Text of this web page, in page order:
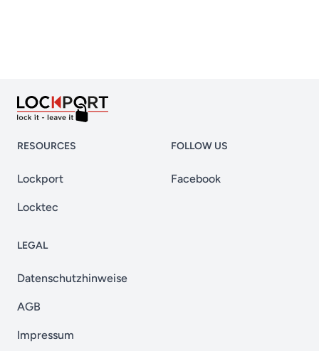
RESOURCES
Lockport
Locktec
FOLLOW US
Facebook
LEGAL
Datenschutzhinweise
AGB
Impressum